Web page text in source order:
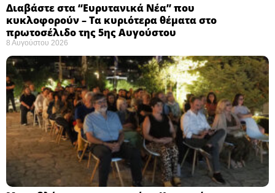
Διαβάστε στα “Ευρυτανικά Νέα” που
κυκλοφορούν – Τα κυριότερα θέματα στο
πρωτοσέλιδο της 5ης Αυγούστου
8 Αυγούστου 2026